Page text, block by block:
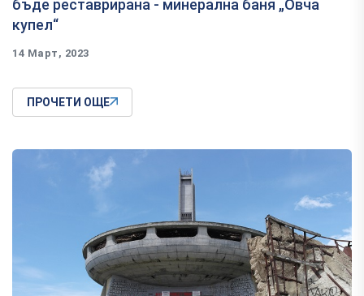
бъде реставрирана - минерална баня „Овча
купел“
14 Март, 2023
ПРОЧЕТИ ОЩЕ